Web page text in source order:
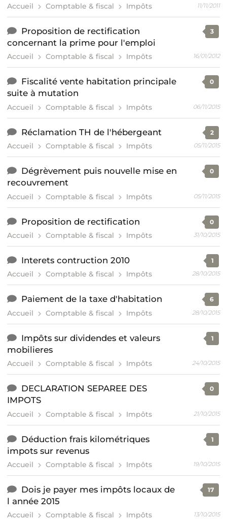
Accueil Comptable & fiscal Impôts 11/11/2011
Proposition de rectification
concernant la prime pour l'emploi
Accueil Comptable & fiscal Impôts
3
16/01/2012
Fiscalité vente habitation principale
suite à mutation
Accueil Comptable & fiscal Impôts
0
06/11/2015
Réclamation TH de l'hébergeant
Accueil Comptable & fiscal Impôts
2
05/11/2015
Dégrèvement puis nouvelle mise en
recouvrement
Accueil Comptable & fiscal Impôts
0
05/11/2015
Proposition de rectification
Accueil Comptable & fiscal Impôts
0
31/10/2015
Interets contruction 2010
Accueil Comptable & fiscal Impôts
1
28/10/2015
Paiement de la taxe d'habitation
Accueil Comptable & fiscal Impôts
6
28/10/2015
Impôts sur dividendes et valeurs
mobilieres
Accueil Comptable & fiscal Impôts
1
24/10/2015
DECLARATION SEPAREE DES
IMPOTS
Accueil Comptable & fiscal Impôts
0
21/10/2015
Déduction frais kilométriques
impots sur revenus
Accueil Comptable & fiscal Impôts
1
19/10/2015
Dois je payer mes impôts locaux de
l année 2015
Accueil Comptable & fiscal Impôts
17
13/10/2015